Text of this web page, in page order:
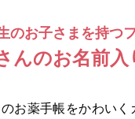
のお子さまを持つ
んのお名前入
お薬手帳をかわいく